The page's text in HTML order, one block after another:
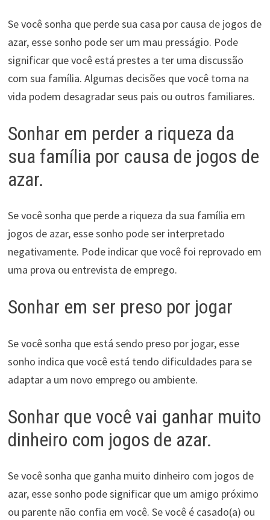
Se você sonha que perde sua casa por causa de jogos de
azar, esse sonho pode ser um mau presságio. Pode
significar que você está prestes a ter uma discussão
com sua família. Algumas decisões que você toma na
vida podem desagradar seus pais ou outros familiares.
Sonhar em perder a riqueza da
sua família por causa de jogos de
azar.
Se você sonha que perde a riqueza da sua família em
jogos de azar, esse sonho pode ser interpretado
negativamente. Pode indicar que você foi reprovado em
uma prova ou entrevista de emprego.
Sonhar em ser preso por jogar
Se você sonha que está sendo preso por jogar, esse
sonho indica que você está tendo dificuldades para se
adaptar a um novo emprego ou ambiente.
Sonhar que você vai ganhar muito
dinheiro com jogos de azar.
Se você sonha que ganha muito dinheiro com jogos de
azar, esse sonho pode significar que um amigo próximo
ou parente não confia em você. Se você é casado(a) ou